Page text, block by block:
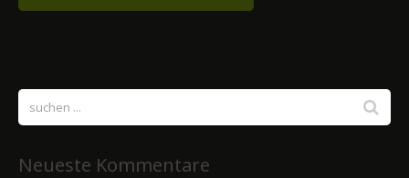
Neueste Kommentare